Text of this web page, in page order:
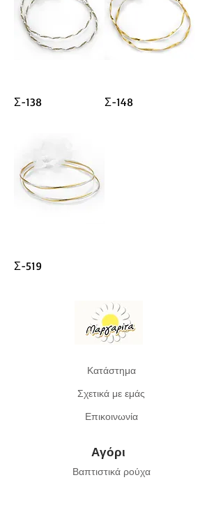
Σ-138 Σ-148
Σ-519
Κατάστημα
Σχετικά με εμάς
Επικοινωνία
Αγόρι
Βαπτιστικά ρούχα